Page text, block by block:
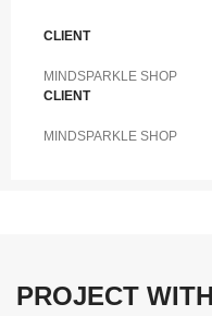
CLIENT
MINDSPARKLE SHOP
CLIENT
MINDSPARKLE SHOP
PROJECT